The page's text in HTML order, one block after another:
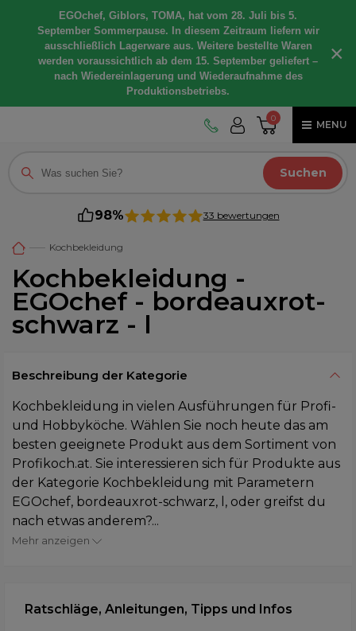
EGOchef, Giblors, TOMA, hat vom 28. Juli bis 5.
September Sommerpause. In diesem Zeitraum liefern wir
ausschließlich Lagerware aus. Weitere bestellte Waren
werden voraussichtlich ab dem 15. September geliefert –
nach Wiedereinlagerung und Wiederaufnahme des
Produktionsbetriebs.
×
0
MENU
Suchen
98% 33 bewertungen
Kochbekleidung
Kochbekleidung -
EGOchef - bordeauxrot-
schwarz - l
Beschreibung der Kategorie
Kochbekleidung in vielen Ausführungen für Profi-
und Hobbyköche. Wählen Sie noch heute das am
besten geeignete Produkt aus dem Sortiment von
Profikoch.at. Sie interessieren sich für Produkte aus
der Kategorie Kochbekleidung mit Parametern
EGOchef, bordeauxrot-schwarz, l, oder greifst du
nach etwas anderem?...
Mehr anzeigen
Ratschläge, Anleitungen, Tipps und Infos